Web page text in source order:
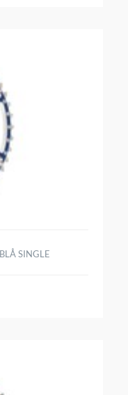
SINGLE